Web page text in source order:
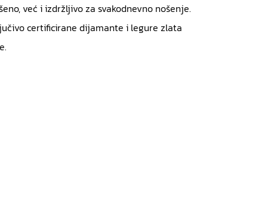
već i izdržljivo za svakodnevno nošenje.
certificirane dijamante i legure zlata